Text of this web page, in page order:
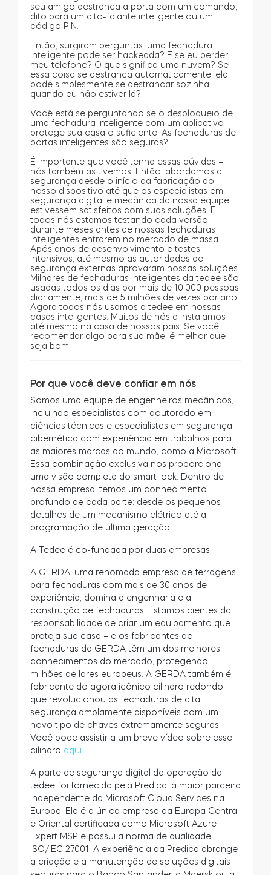
seu amigo destranca a porta com um comando,
dito para um alto-falante inteligente ou um
código PIN.
Então, surgiram perguntas: uma fechadura
inteligente pode ser hackeada? E se eu perder
meu telefone? O que significa uma nuvem? Se
essa coisa se destranca automaticamente, ela
pode simplesmente se destrancar sozinha
quando eu não estiver lá?
Você está se perguntando se o desbloqueio de
uma fechadura inteligente com um aplicativo
protege sua casa o suficiente. As fechaduras de
portas inteligentes são seguras?
É importante que você tenha essas dúvidas –
nós também as tivemos. Então, abordamos a
segurança desde o início da fabricação do
nosso dispositivo até que os especialistas em
segurança digital e mecânica da nossa equipe
estivessem satisfeitos com suas soluções. E
todos nós estamos testando cada versão
durante meses antes de nossas fechaduras
inteligentes entrarem no mercado de massa.
Após anos de desenvolvimento e testes
intensivos, até mesmo as autoridades de
segurança externas aprovaram nossas soluções.
Milhares de fechaduras inteligentes da tedee são
usadas todos os dias por mais de 10.000 pessoas
diariamente, mais de 5 milhões de vezes por ano.
Agora todos nós usamos a tedee em nossas
casas inteligentes. Muitos de nós a instalamos
até mesmo na casa de nossos pais. Se você
recomendar algo para sua mãe, é melhor que
seja bom.
Por que você deve confiar em nós
Somos uma equipe de engenheiros mecânicos,
incluindo especialistas com doutorado em
ciências técnicas e especialistas em segurança
cibernética com experiência em trabalhos para
as maiores marcas do mundo, como a Microsoft.
Essa combinação exclusiva nos proporciona
uma visão completa do smart lock. Dentro de
nossa empresa, temos um conhecimento
profundo de cada parte: desde os pequenos
detalhes de um mecanismo elétrico até a
programação de última geração.
A Tedee é co-fundada por duas empresas.
A GERDA, uma renomada empresa de ferragens
para fechaduras com mais de 30 anos de
experiência, domina a engenharia e a
construção de fechaduras. Estamos cientes da
responsabilidade de criar um equipamento que
proteja sua casa – e os fabricantes de
fechaduras da GERDA têm um dos melhores
conhecimentos do mercado, protegendo
milhões de lares europeus. A GERDA também é
fabricante do agora icônico cilindro redondo
que revolucionou as fechaduras de alta
segurança amplamente disponíveis com um
novo tipo de chaves extremamente seguras.
Você pode assistir a um breve vídeo sobre esse
cilindro aqui
A parte de segurança digital da operação da
tedee foi fornecida pela Predica, a maior parceira
independente da Microsoft Cloud Services na
Europa. Ela é a única empresa da Europa Central
e Oriental certificada como Microsoft Azure
Expert MSP e possui a norma de qualidade
ISO/IEC 27001. A experiência da Predica abrange
a criação e a manutenção de soluções digitais